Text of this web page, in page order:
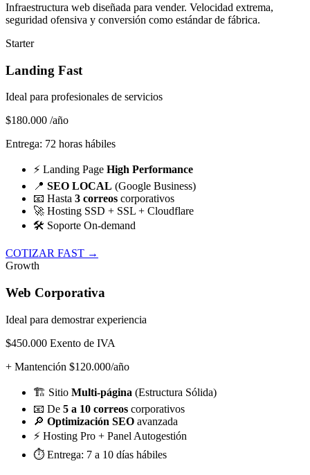
Infraestructura web diseñada para vender. Velocidad extrema,
seguridad ofensiva y conversión como estándar de fábrica.
Starter
Landing Fast
Ideal para profesionales de servicios
$180.000 /año
Entrega: 72 horas hábiles
⚡ Landing Page High Performance
📍 SEO LOCAL (Google Business)
📧 Hasta 3 correos corporativos
🚀 Hosting SSD + SSL + Cloudflare
🛠️ Soporte On-demand
COTIZAR FAST →
Growth
Web Corporativa
Ideal para demostrar experiencia
$450.000 Exento de IVA
+ Mantención $120.000/año
🏗️ Sitio Multi-página (Estructura Sólida)
📧 De 5 a 10 correos corporativos
🔎 Optimización SEO avanzada
⚡ Hosting Pro + Panel Autogestión
⏱️ Entrega: 7 a 10 días hábiles